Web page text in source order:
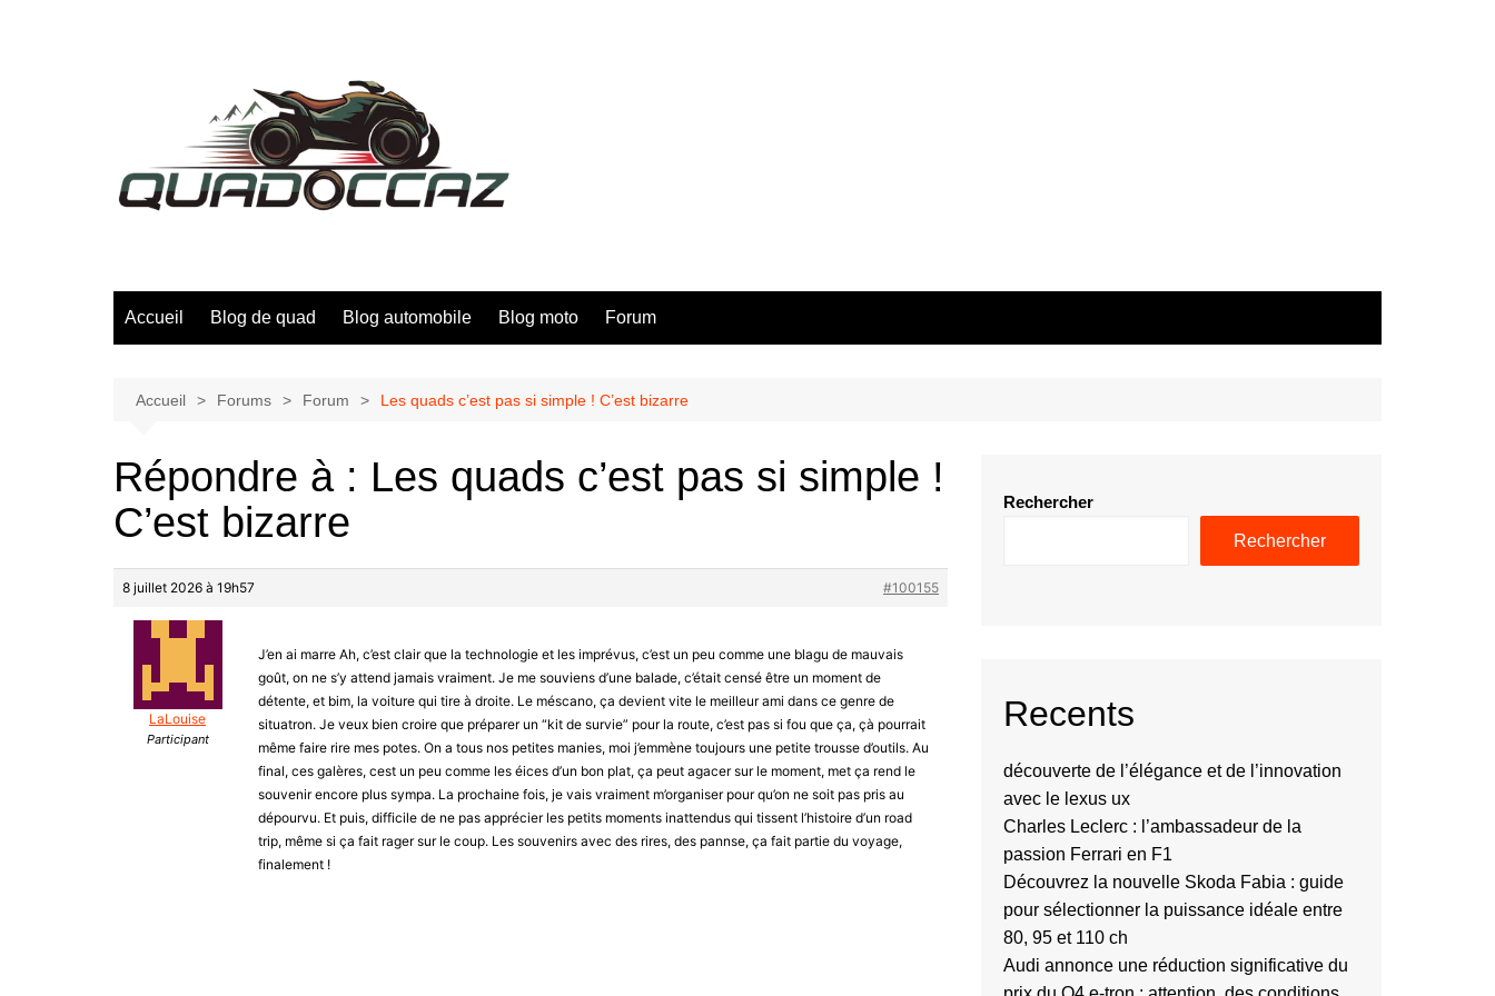
Accueil Blog de quad Blog automobile Blog moto Forum
Accueil Forums Forum Les quads c’est pas si simple ! C’est bizarre
Répondre à : Les quads c’est pas si simple !
C’est bizarre
8 juillet 2026 à 19h57 #100155
LaLouise
Participant
J’en ai marre Ah, c’est clair que la technologie et les imprévus, c’est un peu comme une blagu de mauvais
goût, on ne s’y attend jamais vraiment. Je me souviens d’une balade, c’était censé être un moment de
détente, et bim, la voiture qui tire à droite. Le méscano, ça devient vite le meilleur ami dans ce genre de
situatron. Je veux bien croire que préparer un “kit de survie” pour la route, c’est pas si fou que ça, çà pourrait
même faire rire mes potes. On a tous nos petites manies, moi j’emmène toujours une petite trousse d’outils. Au
final, ces galères, cest un peu comme les éices d’un bon plat, ça peut agacer sur le moment, met ça rend le
souvenir encore plus sympa. La prochaine fois, je vais vraiment m’organiser pour qu’on ne soit pas pris au
dépourvu. Et puis, difficile de ne pas apprécier les petits moments inattendus qui tissent l’histoire d’un road
trip, même si ça fait rager sur le coup. Les souvenirs avec des rires, des pannse, ça fait partie du voyage,
finalement !
Rechercher
Rechercher
Recents
découverte de l’élégance et de l’innovation
avec le lexus ux
Charles Leclerc : l’ambassadeur de la
passion Ferrari en F1
Découvrez la nouvelle Skoda Fabia : guide
pour sélectionner la puissance idéale entre
80, 95 et 110 ch
Audi annonce une réduction significative du